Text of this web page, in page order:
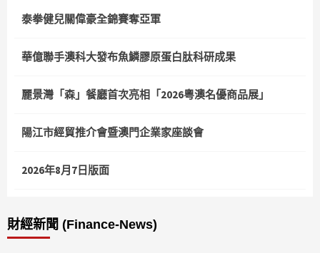
泰拳健兒關偉豪全錦賽奪亞軍
華億聯手澳科大發布魚鱗膠原蛋白肽科研成果
麗景灣「森」餐廳首次亮相「2026粵澳名優商品展」
陽江市經貿推介會暨澳門企業家座談會
2026年8月7日版面
財經新聞 (Finance-News)